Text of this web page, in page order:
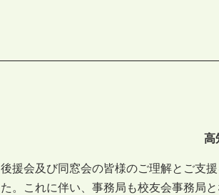
高
後援会及び同窓会の皆様のご理解とご支
た。これに伴い、事務局も校友会事務局